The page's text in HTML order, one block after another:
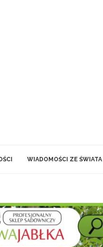
WIADOMOŚCI ZE ŚWIATA